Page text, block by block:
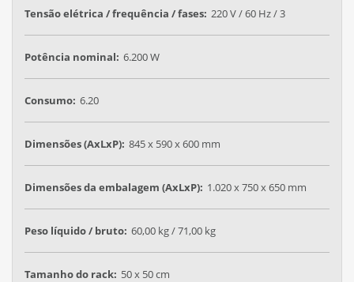
Tensão elétrica / frequência / fases: 220 V / 60 Hz / 3
Potência nominal: 6.200 W
Consumo: 6.20
Dimensões (AxLxP): 845 x 590 x 600 mm
Dimensões da embalagem (AxLxP): 1.020 x 750 x 650 mm
Peso líquido / bruto: 60,00 kg / 71,00 kg
Tamanho do rack: 50 x 50 cm